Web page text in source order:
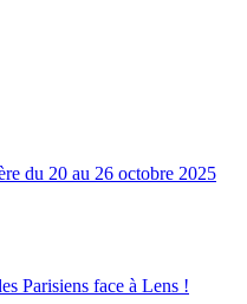
du 20 au 26 octobre 2025
Parisiens face à Lens !